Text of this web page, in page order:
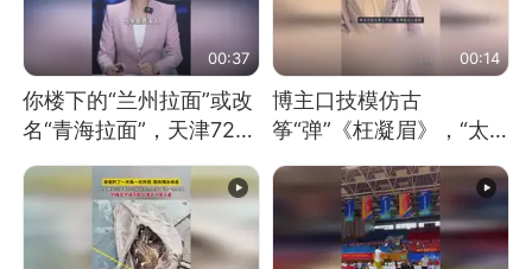
00:37
你楼下的“兰州拉面”或改
名“青海拉面”，天津72家
面馆已集体更换招牌
00:14
博主口技模仿古
筝“弹”《枉凝眉》，“太
像了～你是吃古筝长大的
吗？”“或将成为首位考级
不带古筝的选手。”（来
源：新华每日电讯）